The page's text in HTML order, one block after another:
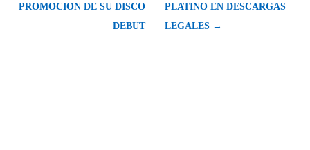
PROMOCION DE SU DISCO
DEBUT
PLATINO EN DESCARGAS
LEGALES →